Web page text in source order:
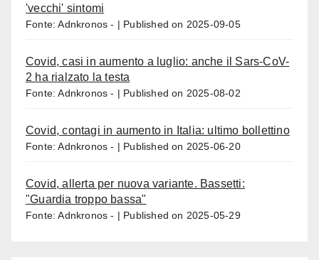
'vecchi' sintomi
Fonte: Adnkronos - Published on 2025-09-05
Covid, casi in aumento a luglio: anche il Sars-CoV-
2 ha rialzato la testa
Fonte: Adnkronos - Published on 2025-08-02
Covid, contagi in aumento in Italia: ultimo bollettino
Fonte: Adnkronos - Published on 2025-06-20
Covid, allerta per nuova variante. Bassetti:
"Guardia troppo bassa"
Fonte: Adnkronos - Published on 2025-05-29